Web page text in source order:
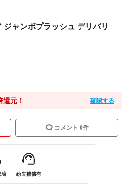
ャンボプラッシュ デリバリ
還元！ 確認する
コメント 0件
済 紛失補償有